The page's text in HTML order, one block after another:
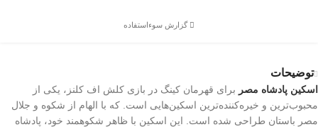
گزارش سوءاستفاده
توضیحات
اسکین پادشاه مصر برای قهرمان کینگ در بازی کلش اف کلنز، یکی از
محبوب‌ترین و خیره‌کننده‌ترین اسکین‌هایی است. که با الهام از شکوه و جلال
مصر باستان طراحی شده است. این اسکین با ظاهر شکوهمند خود، پادشاه